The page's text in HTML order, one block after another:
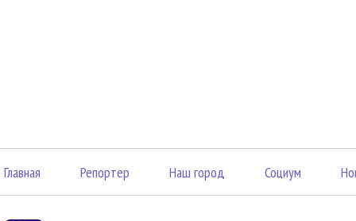
Главная Репортер Наш город Социум